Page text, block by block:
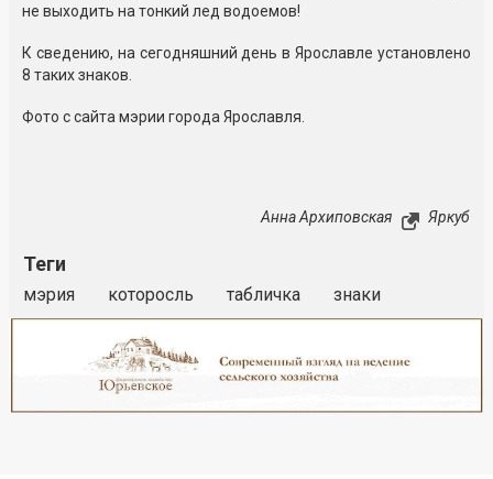
не выходить на тонкий лед водоемов!
К сведению, на сегодняшний день в Ярославле установлено
8 таких знаков.
Фото с сайта мэрии города Ярославля.
Анна Архиповская Яркуб
Теги
мэрия которосль табличка знаки